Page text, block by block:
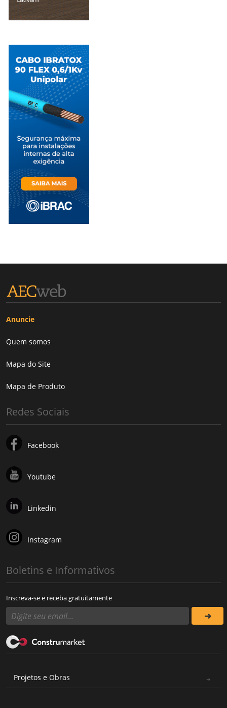
Anuncie
Quem somos
Mapa do Site
Mapa de Produto
Redes Sociais
Facebook
Youtube
Linkedin
Instagram
Boletins e Informativos
Inscreva-se e receba gratuitamente
Projetos e Obras